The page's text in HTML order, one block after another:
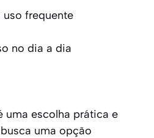
frequente
no dia a dia
uma escolha prática e
uma opção